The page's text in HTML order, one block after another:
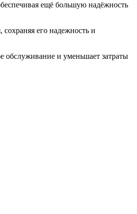
ещё большую надёжность
его надежность и
обслуживание и уменьшает затраты